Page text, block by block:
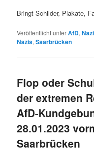
Bringt Schilder, Plakate,
Veröffentlicht unterAfD,
Nazis,Saarbrücken
Flop oder
der extremen
AfD-
28.01.2023
Saarbrücken